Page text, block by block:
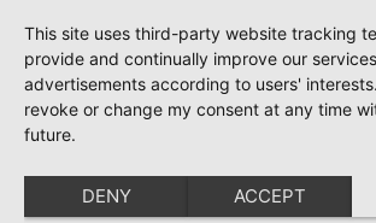
This site uses third-party website tracking
provide and continually improve our
advertisements according to users'
revoke or change my consent at any time
future.
DENY ACCEPT